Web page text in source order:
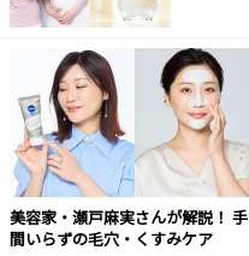
美容家・瀬戸麻実さんが解説！ 手
間いらずの毛穴・くすみケア